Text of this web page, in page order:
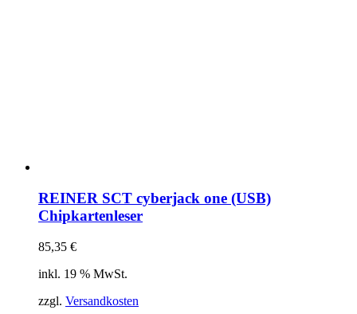
REINER SCT cyberjack one (USB)
Chipkartenleser
85,35 €
inkl. 19 % MwSt.
zzgl. Versandkosten